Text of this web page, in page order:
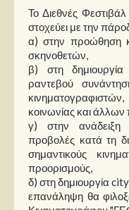
Το Διεθνές
στοχεύει με την
α) στην προώθηση
σκηνοθετών,
β) στη δημιουργία
ραντεβού
κοινωνίας και άλλων
γ) στην
προβολές κατά τη
σημαντικούς
προορισμούς,
δ) στη δημιουργία
επανάληψη θα